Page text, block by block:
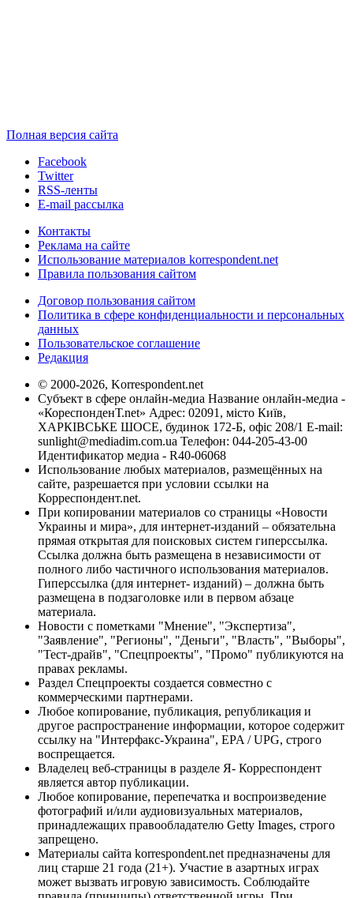
Полная версия сайта
Facebook
Twitter
RSS-ленты
E-mail рассылка
Контакты
Реклама на сайте
Использование материалов korrespondent.net
Правила пользования сайтом
Договор пользования сайтом
Политика в сфере конфиденциальности и персональных
данных
Пользовательское соглашение
Редакция
© 2000-2026, Korrespondent.net
Субъект в сфере онлайн-медиа Название онлайн-медиа -
«КореспонденТ.net» Адрес: 02091, місто Київ,
ХАРКІВСЬКЕ ШОСЕ, будинок 172-Б, офіс 208/1 E-mail:
sunlight@mediadim.com.ua Телефон: 044-205-43-00
Идентификатор медиа - R40-06068
Использование любых материалов, размещённых на
сайте, разрешается при условии ссылки на
Корреспондент.net.
При копировании материалов со страницы «Новости
Украины и мира», для интернет-изданий – обязательна
прямая открытая для поисковых систем гиперссылка.
Ссылка должна быть размещена в независимости от
полного либо частичного использования материалов.
Гиперссылка (для интернет- изданий) – должна быть
размещена в подзаголовке или в первом абзаце
материала.
Новости с пометками "Мнение", "Экспертиза",
"Заявление", "Регионы", "Деньги", "Власть", "Выборы",
"Тест-драйв", "Спецпроекты", "Промо" публикуются на
правах рекламы.
Раздел Спецпроекты создается совместно с
коммерческими партнерами.
Любое копирование, публикация, републикация и
другое распространение информации, которое содержит
ссылку на "Интерфакс-Украина", EPA / UPG, строго
воспрещается.
Владелец веб-страницы в разделе Я- Корреспондент
является автор публикации.
Любое копирование, перепечатка и воспроизведение
фотографий и/или аудиовизуальных материалов,
принадлежащих правообладателю Getty Images, строго
запрещено.
Материалы сайта korrespondent.net предназначены для
лиц старше 21 года (21+). Участие в азартных играх
может вызвать игровую зависимость. Соблюдайте